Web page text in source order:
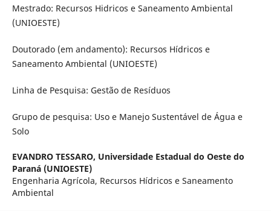
Mestrado: Recursos Hidricos e Saneamento Ambiental
(UNIOESTE)
Doutorado (em andamento): Recursos Hídricos e
Saneamento Ambiental (UNIOESTE)
Linha de Pesquisa: Gestão de Resíduos
Grupo de pesquisa: Uso e Manejo Sustentável de Água e
Solo
EVANDRO TESSARO, Universidade Estadual do Oeste do
Paraná (UNIOESTE)
Engenharia Agrícola, Recursos Hídricos e Saneamento
Ambiental